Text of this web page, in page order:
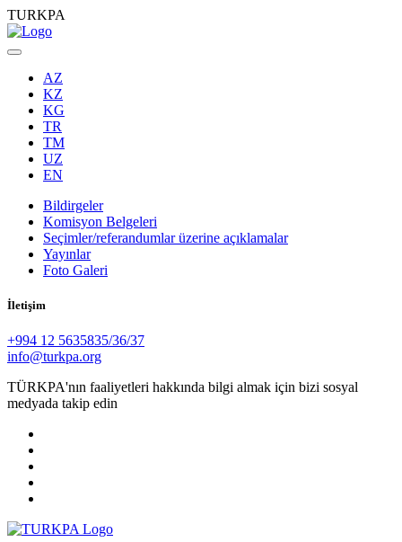
TURKPA
AZ
KZ
KG
TR
TM
UZ
EN
Bildirgeler
Komisyon Belgeleri
Seçimler/referandumlar üzerine açıklamalar
Yayınlar
Foto Galeri
İletişim
+994 12 5635835/36/37
info@turkpa.org
TÜRKPA'nın faaliyetleri hakkında bilgi almak için bizi sosyal
medyada takip edin